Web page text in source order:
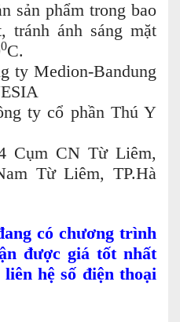
sản phẩm trong bao
tránh ánh sáng mặt
0C.
ty Medion-Bandung
ty cổ phần Thú Y
Cụm CN Từ Liêm,
Từ Liêm, TP.Hà
có chương trình
được giá tốt nhất
hệ số điện thoại